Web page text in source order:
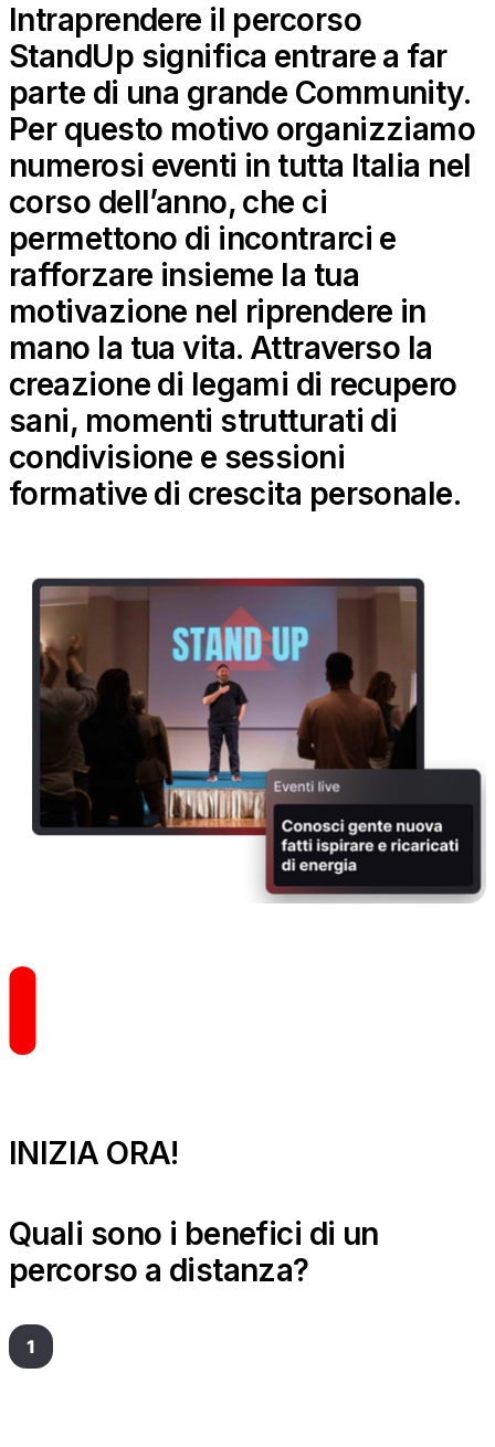
Intraprendere il percorso
StandUp significa entrare a far
parte di una grande Community.
Per questo motivo organizziamo
numerosi eventi in tutta Italia nel
corso dell’anno, che ci
permettono di incontrarci e
rafforzare insieme la tua
motivazione nel riprendere in
mano la tua vita. Attraverso la
creazione di legami di recupero
sani, momenti strutturati di
condivisione e sessioni
formative di crescita personale.
INIZIA ORA!
Quali sono i benefici di un
percorso a distanza?